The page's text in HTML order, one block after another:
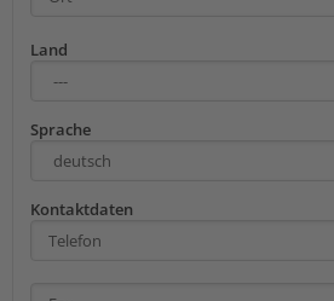
Land
Sprache
Kontaktdaten